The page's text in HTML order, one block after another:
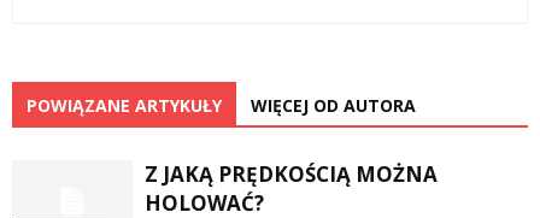
POWIĄZANE ARTYKUŁY WIĘCEJ OD AUTORA
Z JAKĄ PRĘDKOŚCIĄ MOŻNA
HOLOWAĆ?